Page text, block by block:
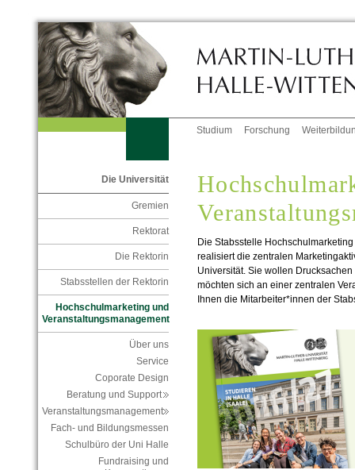
Studium Forschung
Die Universität
Gremien
Rektorat
Die Rektorin
Stabsstellen der Rektorin
Hochschulmarketing und
Veranstaltungsmanagement
Über uns
Service
Coporate Design
Beratung und Support
Veranstaltungsmanagement
Fach- und Bildungsmessen
Schulbüro der Uni Halle
Fundraising und
Die Stabsstelle
realisiert die zentralen
Universität. Sie wollen
möchten sich an einer zentralen
Ihnen die Mitarbeiter*innen der